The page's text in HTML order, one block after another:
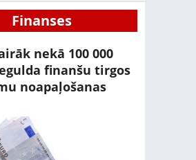
Finanses
nekā 100 000
finanšu tirgos
noapaļošanas